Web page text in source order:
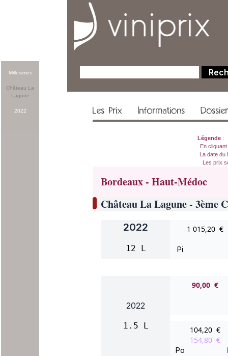
Les Prix Informations
Légende:
En
La date du
Les prix
Bordeaux - Haut-Médoc
Château La Lagune - 3ème
2022
12 L
1 015,20 €
Pi
2022
1.5 L
90,00 €
104,20 €
154,80 €
Po
Millesimes
Château La
Lagune
2022